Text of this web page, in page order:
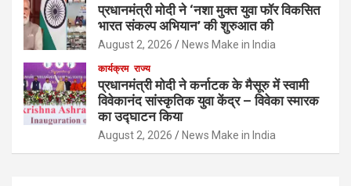
प्रधानमंत्री मोदी ने ‘नशा मुक्त युवा फॉर विकसित
भारत संकल्प अभियान’ की शुरुआत की
August 2, 2026 News Make in India
कार्यक्रम राज्य
प्रधानमंत्री मोदी ने कर्नाटक के मैसूरु में स्वामी
विवेकानंद सांस्कृतिक युवा केंद्र – विवेका स्मारक
का उद्घाटन किया
August 2, 2026 News Make in India